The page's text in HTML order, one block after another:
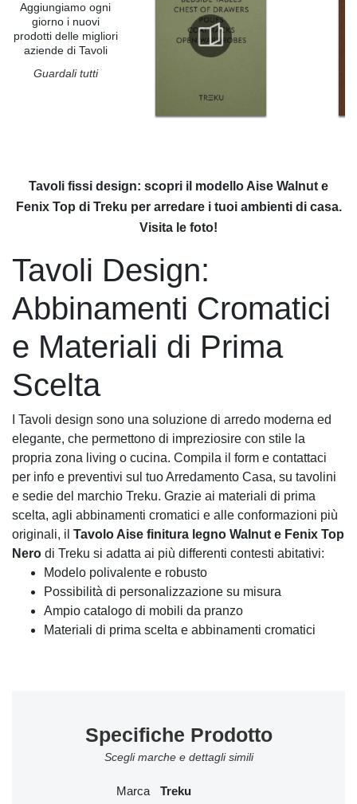
Tavoli fissi design: scopri il modello Aise Walnut e
Fenix Top di Treku per arredare i tuoi ambienti di casa.
Visita le foto!
Tavoli Design:
Abbinamenti Cromatici
e Materiali di Prima
Scelta
I Tavoli design sono una soluzione di arredo moderna ed
elegante, che permettono di impreziosire con stile la
propria zona living o cucina. Compila il form e contattaci
per info e preventivi sul tuo Arredamento Casa, su tavolini
e sedie del marchio Treku. Grazie ai materiali di prima
scelta, agli abbinamenti cromatici e alle conformazioni più
originali, il Tavolo Aise finitura legno Walnut e Fenix Top
Nero di Treku si adatta ai più differenti contesti abitativi:
Modelo polivalente e robusto
Possibilità di personalizzazione su misura
Ampio catalogo di mobili da pranzo
Materiali di prima scelta e abbinamenti cromatici
Aggiungiamo ogni
giorno i nuovi
prodotti delle migliori
aziende di Tavoli
Guardali tutti
Specifiche Prodotto
Scegli marche e dettagli simili
Marca Treku